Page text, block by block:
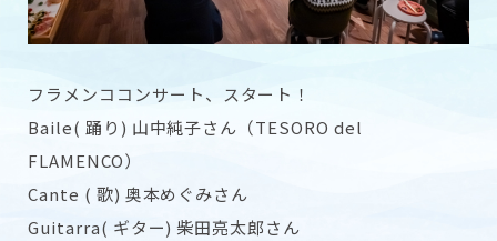
フラメンココンサート、スタート！
Baile( 踊り) 山中純子さん（TESORO del
FLAMENCO）
Cante ( 歌) 奥本めぐみさん
Guitarra( ギター) 柴田亮太郎さん